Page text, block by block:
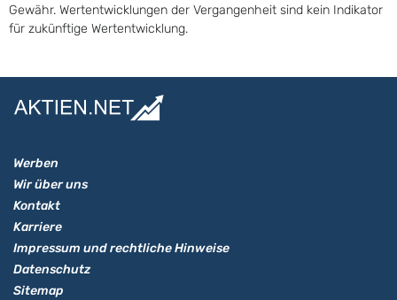
Gewähr. Wertentwicklungen der Vergangenheit sind kein Indikator
für zukünftige Wertentwicklung.
Werben
Wir über uns
Kontakt
Karriere
Impressum und rechtliche Hinweise
Datenschutz
Sitemap